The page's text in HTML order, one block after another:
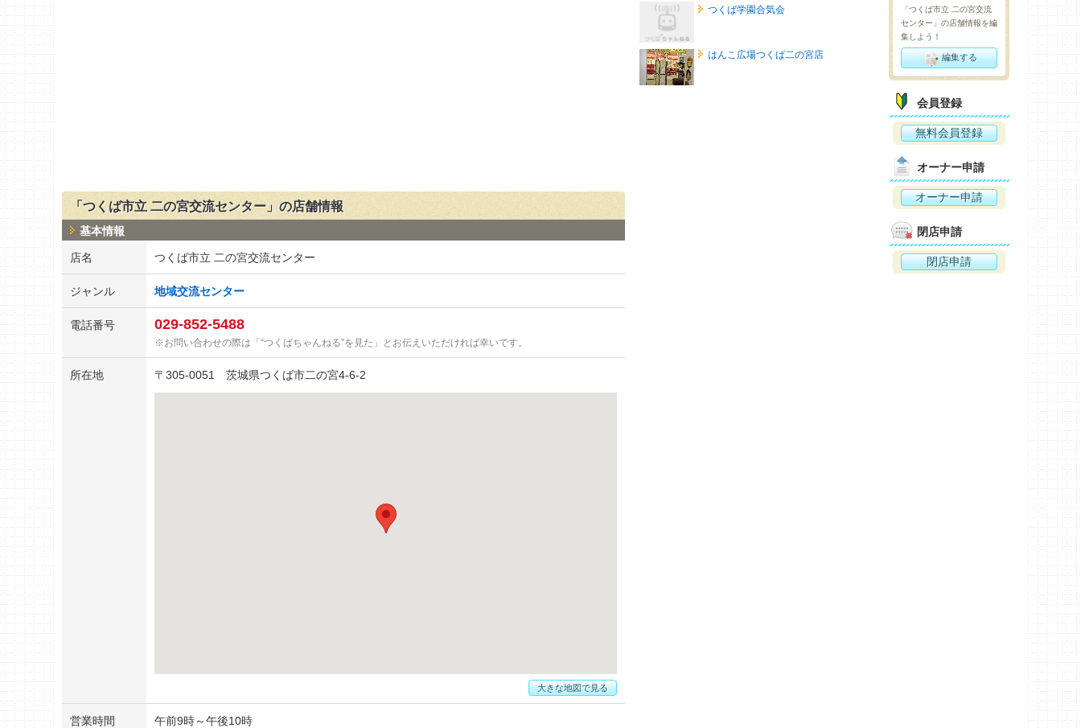
「つくば市立 二の宮交流センター」の店舗情報
基本情報
店名 つくば市立 二の宮交流センター
ジャンル 地域交流センター
電話番号 029-852-5488
お問い合わせの際は「“つくばちゃんねる”を見た」とお伝えいただければ幸いです。
所在地 〒 305-0051 茨城県つくば市二の宮4-6-2
大きな地図で見る
営業時間 午前9時～午後10時
つくば学園合気会
はんこ広場つくば二の宮店
「つくば市立 二の宮交流
センター」の店舗情報を編
集しよう！
編集する
会員登録
無料会員登録
オーナー申請
オーナー申請
閉店申請
閉店申請